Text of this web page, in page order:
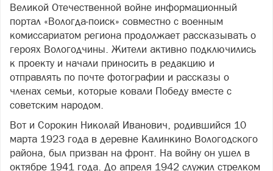
Великой Отечественной войне информационный
портал «Вологда-поиск» совместно с военным
комиссариатом региона продолжает рассказывать о
героях Вологодчины. Жители активно подключились
к проекту и начали приносить в редакцию и
отправлять по почте фотографии и рассказы о
членах семьи, которые ковали Победу вместе с
советским народом.
Вот и Сорокин Николай Иванович, родившийся 10
марта 1923 года в деревне Калинкино Вологодского
района, был призван на фронт. На войну он ушел в
октябре 1941 года. До апреля 1942 служил стрелком